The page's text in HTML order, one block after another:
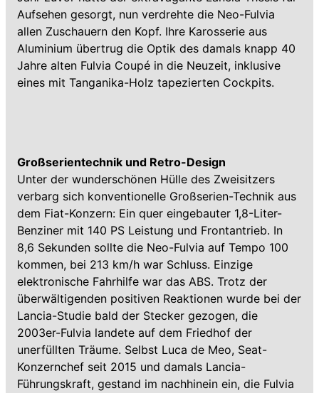
Aufsehen gesorgt, nun verdrehte die Neo-Fulvia
allen Zuschauern den Kopf. Ihre Karosserie aus
Aluminium übertrug die Optik des damals knapp 40
Jahre alten Fulvia Coupé in die Neuzeit, inklusive
eines mit Tanganika-Holz tapezierten Cockpits.
Großserientechnik und Retro-Design
Unter der wunderschönen Hülle des Zweisitzers
verbarg sich konventionelle Großserien-Technik aus
dem Fiat-Konzern: Ein quer eingebauter 1,8-Liter-
Benziner mit 140 PS Leistung und Frontantrieb. In
8,6 Sekunden sollte die Neo-Fulvia auf Tempo 100
kommen, bei 213 km/h war Schluss. Einzige
elektronische Fahrhilfe war das ABS. Trotz der
überwältigenden positiven Reaktionen wurde bei der
Lancia-Studie bald der Stecker gezogen, die
2003er-Fulvia landete auf dem Friedhof der
unerfüllten Träume. Selbst Luca de Meo, Seat-
Konzernchef seit 2015 und damals Lancia-
Führungskraft, gestand im nachhinein ein, die Fulvia